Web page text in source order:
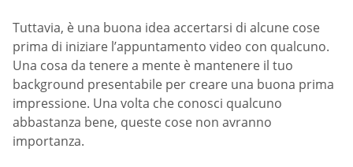
Tuttavia, è una buona idea accertarsi di alcune cose
prima di iniziare l’appuntamento video con qualcuno.
Una cosa da tenere a mente è mantenere il tuo
background presentabile per creare una buona prima
impressione. Una volta che conosci qualcuno
abbastanza bene, queste cose non avranno
importanza.